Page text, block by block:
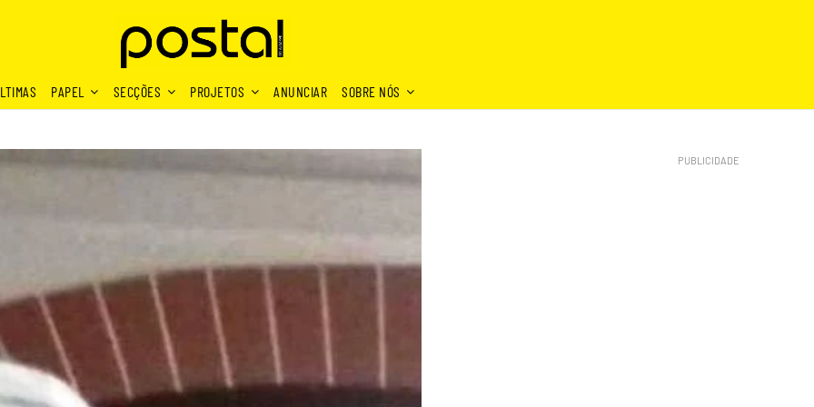
PAPEL SECÇÕES PROJETOS ANUNCIAR SOBRE NÓS